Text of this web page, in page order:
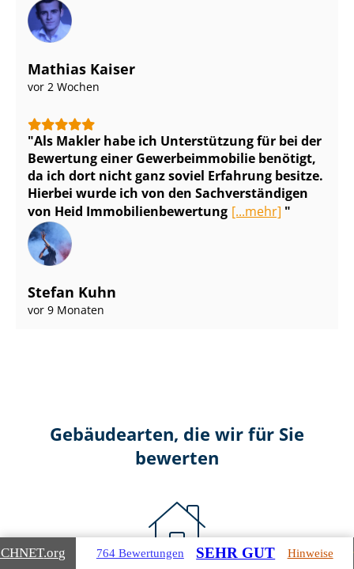
Mathias Kaiser
vor 2 Wochen
Als Makler habe ich Unterstützung für bei der
Bewertung einer Ge­wer­be­im­mo­bi­lie benötigt,
da ich dort nicht ganz soviel Erfahrung besitze.
Hierbei wurde ich von den Sach­ver­stän­di­gen
von Heid Im­mo­bi­li­en­be­wer­tung [...mehr]
Stefan Kuhn
vor 9 Monaten
Gebäudearten, die wir für Sie
bewerten
.org 764 Bewertungen SEHR GUT Hinweise